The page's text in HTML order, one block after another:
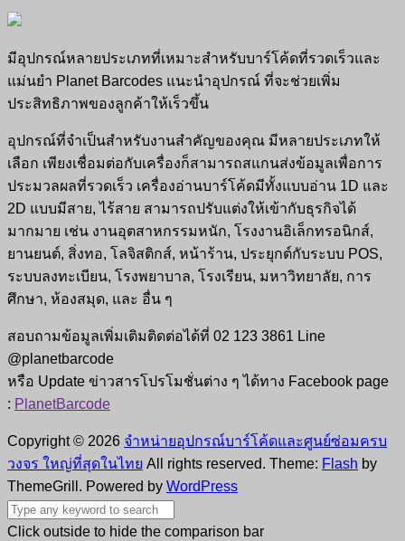
มีอุปกรณ์หลายประเภทที่เหมาะสำหรับบาร์โค้ดที่รวดเร็วและ
แม่นยำ Planet Barcodes แนะนำอุปกรณ์ ที่จะช่วยเพิ่ม
ประสิทธิภาพของลูกค้าให้เร็วขึ้น
อุปกรณ์ที่จำเป็นสำหรับงานสำคัญของคุณ มีหลายประเภทให้
เลือก เพียงเชื่อมต่อกับเครื่องก็สามารถสแกนส่งข้อมูลเพื่อการ
ประมวลผลที่รวดเร็ว เครื่องอ่านบาร์โค้ดมีทั้งแบบอ่าน 1D และ
2D แบบมีสาย, ไร้สาย สามารถปรับแต่งให้เข้ากับธุรกิจได้
มากมาย เช่น งานอุตสาหกรรมหนัก, โรงงานอิเล็กทรอนิกส์,
ยานยนต์, สิ่งทอ, โลจิสติกส์, หน้าร้าน, ประยุกต์กับระบบ POS,
ระบบลงทะเบียน, โรงพยาบาล, โรงเรียน, มหาวิทยาลัย, การ
ศึกษา, ห้องสมุด, และ อื่น ๆ
สอบถามข้อมูลเพิ่มเติมติดต่อได้ที่ 02 123 3861 Line
@planetbarcode
หรือ Update ข่าวสารโปรโมชั่นต่าง ๆ ได้ทาง Facebook page
: PlanetBarcode
Copyright © 2026 จำหน่ายอุปกรณ์บาร์โค้ดและศูนย์ซ่อมครบ
วงจร ใหญ่ที่สุดในไทย All rights reserved. Theme: Flash by
ThemeGrill. Powered by WordPress
Click outside to hide the comparison bar